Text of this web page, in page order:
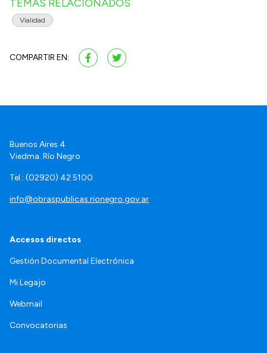
TEMAS RELACIONADOS
Vialidad
COMPARTIR EN:
Buenos Aires 4
Viedma. Río Negro
Tel.: (02920) 42 5100
info@obraspublicas.rionegro.gov.ar
Accesos directos
Gestión Documental Electrónica
Mi Legajo
Webmail
Convocatorias